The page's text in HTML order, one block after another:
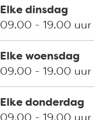
e
d
r
s
r
v
o
e
d
e
r
s
e
r
v
o
e
d
e
r
r
v
o
e
d
e
r
Elke dinsdag
09.00 - 19.00 uur
Elke woensdag
09.00 - 19.00 uur
Elke donderdag
09.00 - 19.00 uur